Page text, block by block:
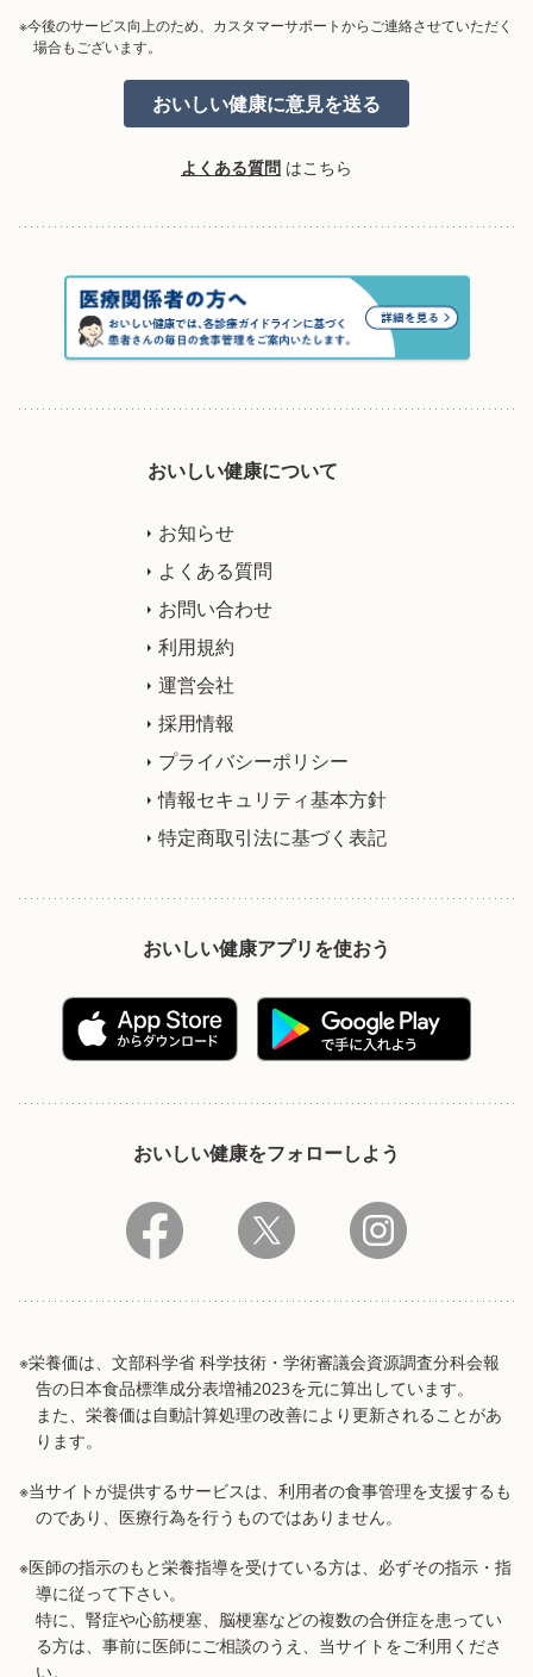
※今後のサービス向上のため、カスタマーサポートからご連絡させていただく
場合もございます。
よくある質問 はこちら
おいしい健康について
お知らせ
よくある質問
お問い合わせ
利用規約
運営会社
採用情報
プライバシーポリシー
情報セキュリティ基本方針
特定商取引法に基づく表記
おいしい健康アプリを使おう
おいしい健康をフォローしよう
※栄養価は、文部科学省 科学技術・学術審議会資源調査分科会報
告の日本食品標準成分表増補2023を元に算出しています。
また、栄養価は自動計算処理の改善により更新されることがあ
ります。
※当サイトが提供するサービスは、利用者の食事管理を支援するも
のであり、医療行為を行うものではありません。
※医師の指示のもと栄養指導を受けている方は、必ずその指示・指
導に従って下さい。
特に、腎症や心筋梗塞、脳梗塞などの複数の合併症を患ってい
る方は、事前に医師にご相談のうえ、当サイトをご利用くださ
い。